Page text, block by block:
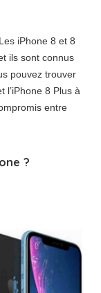
iPhone 8 et 8
ils sont connus
pouvez trouver
l’iPhone 8 Plus à
entre
?